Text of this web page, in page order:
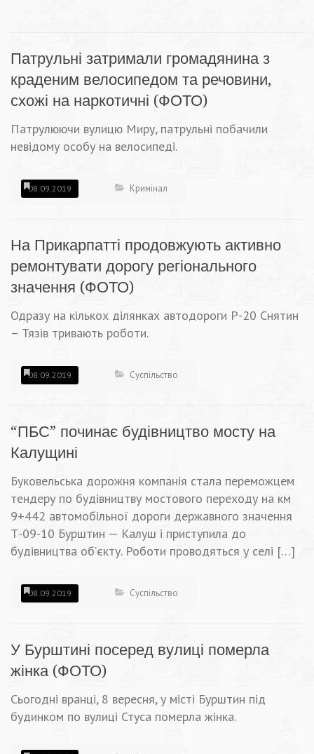
Патрульні затримали громадянина з
краденим велосипедом та речовини,
схожі на наркотичні (ФОТО)
Патрулюючи вулицю Миру, патрульні побачили
невідому особу на велосипеді.
08.09.2019 Кримінал
На Прикарпатті продовжують активно
ремонтувати дорогу регіонального
значення (ФОТО)
Одразу на кількох ділянках автодороги Р-20 Снятин
– Тязів тривають роботи.
08.09.2019 Суспільство
“ПБС” починає будівництво мосту на
Калущині
Буковельська дорожня компанія стала переможцем
тендеру по будівництву мостового переходу на км
9+442 автомобільної дороги державного значення
Т-09-10 Бурштин — Калуш і приступила до
будівництва об’єкту. Роботи проводяться у селі […]
08.09.2019 Суспільство
У Бурштині посеред вулиці померла
жінка (ФОТО)
Сьогодні вранці, 8 вересня, у місті Бурштин під
будинком по вулиці Стуса померла жінка.